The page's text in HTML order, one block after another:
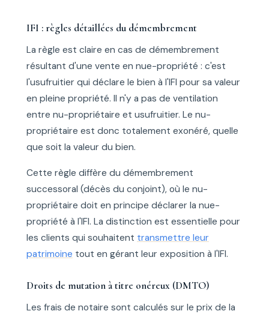
IFI : règles détaillées du démembrement
La règle est claire en cas de démembrement
résultant d'une vente en nue-propriété : c'est
l'usufruitier qui déclare le bien à l'IFI pour sa valeur
en pleine propriété. Il n'y a pas de ventilation
entre nu-propriétaire et usufruitier. Le nu-
propriétaire est donc totalement exonéré, quelle
que soit la valeur du bien.
Cette règle diffère du démembrement
successoral (décès du conjoint), où le nu-
propriétaire doit en principe déclarer la nue-
propriété à l'IFI. La distinction est essentielle pour
les clients qui souhaitent transmettre leur
patrimoine tout en gérant leur exposition à l'IFI.
Droits de mutation à titre onéreux (DMTO)
Les frais de notaire sont calculés sur le prix de la